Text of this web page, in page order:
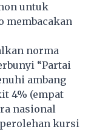
untuk
membacakan
norma
“Partai
ambang
4% (empat
nasional
kursi